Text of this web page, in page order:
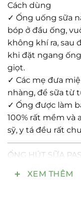
Cách dùng
✓ Ống uống sữa
bóp ở đầu ống,
không khí ra, sau
khi đặt ngang
giọt.
✓ Các mẹ đưa
nhàng, để sữa từ
✓ Ống được làm
100% rất mềm và
sỹ, y tá đều rất
ỐNG HÚT SỮA
✓ Ống này được
XEM THÊM